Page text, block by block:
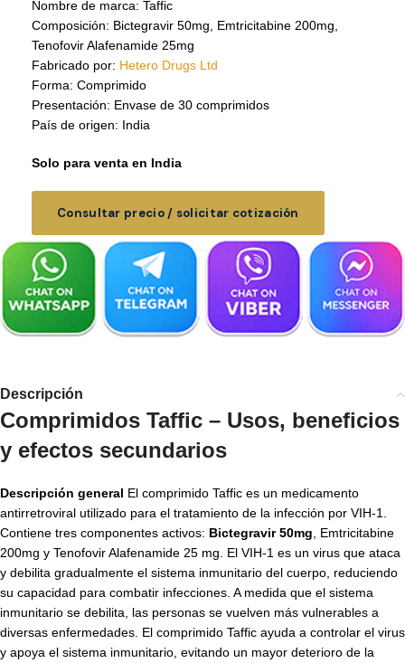
Nombre de marca: Taffic
Composición: Bictegravir 50mg, Emtricitabine 200mg,
Tenofovir Alafenamide 25mg
Fabricado por: Hetero Drugs Ltd
Forma: Comprimido
Presentación: Envase de 30 comprimidos
País de origen: India
Solo para venta en India
Consultar precio / solicitar cotización
Descripción
Comprimidos Taffic – Usos, beneficios
y efectos secundarios
Descripción general El comprimido Taffic es un medicamento
antirretroviral utilizado para el tratamiento de la infección por VIH-1.
Contiene tres componentes activos: Bictegravir 50mg , Emtricitabine
200mg y Tenofovir Alafenamide 25 mg . El VIH-1 es un virus que ataca
y debilita gradualmente el sistema inmunitario del cuerpo, reduciendo
su capacidad para combatir infecciones. A medida que el sistema
inmunitario se debilita, las personas se vuelven más vulnerables a
diversas enfermedades. El comprimido Taffic ayuda a controlar el virus
y apoya el sistema inmunitario, evitando un mayor deterioro de la